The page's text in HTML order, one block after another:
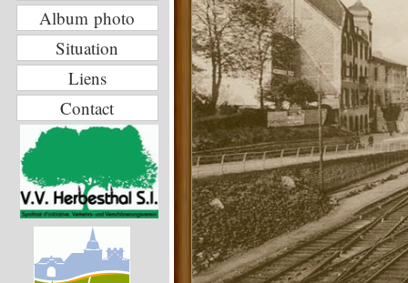
Album photo
Situation
Liens
Contact